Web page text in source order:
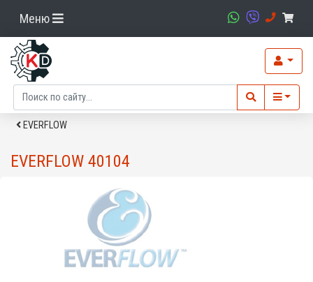
Меню
EVERFLOW
EVERFLOW 40104